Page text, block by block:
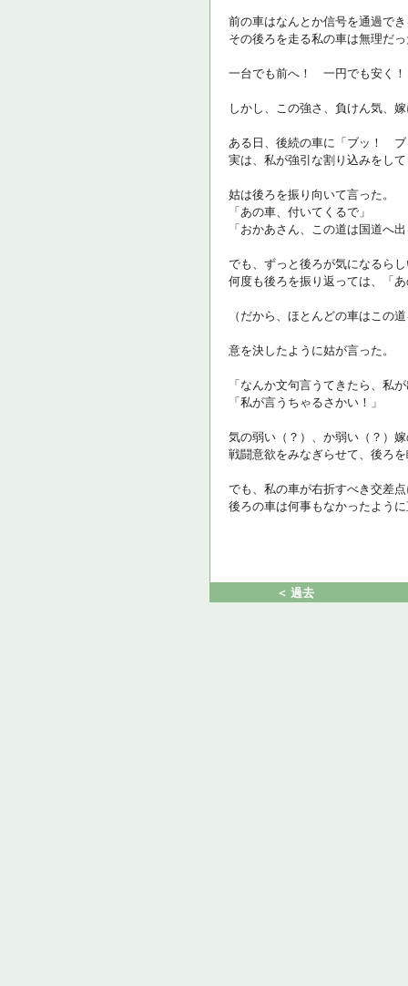
前の車はなんとか信号を通過で
その後ろを走る私の車は無理だ
一台でも前へ！ 一円でも安く
しかし、この強さ、負けん気、
ある日、後続の車に「ブッ！ ブ
実は、私が強引な割り込みをし
姑は後ろを振り向いて言った。
「あの車、付いてくるで」
「おかあさん、この道は国道へ
でも、ずっと後ろが気になるら
何度も後ろを振り返っては、「
（だから、ほとんどの車はこの
意を決したように姑が言った。
「なんか文句言うてきたら、私
「私が言うちゃるさかい！」
気の弱い（？）、か弱い（？）
戦闘意欲をみなぎらせて、後ろ
でも、私の車が右折すべき交差
後ろの車は何事もなかったよう
＜ 過去